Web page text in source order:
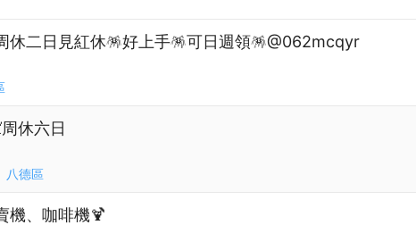
休二日見紅休🪅好上手🪅可日週領🪅@062mcqyr
周休六日
八德區
機、咖啡機🍹